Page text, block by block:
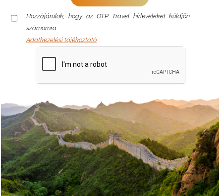
Hozzájárulok, hogy az OTP Travel hírleveleket küldjön
számomra.
Adatkezelési tájékoztató